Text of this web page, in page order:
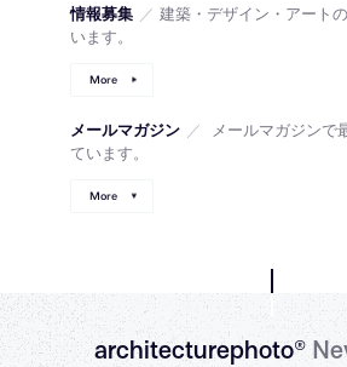
情報募集 ／ 建築・デザイン・アート
います。
More
メールマガジン ／
メールマガジンで
ています。
More
architecturephoto®